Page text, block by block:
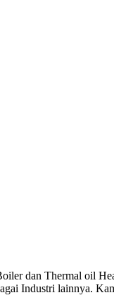
dan Thermal oil
Industri lainnya.